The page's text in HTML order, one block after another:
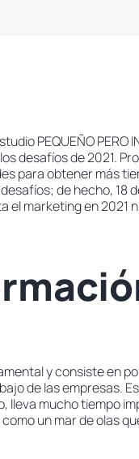
PEQUEÑO
desafíos de 2021.
para obtener más
de hecho,
el marketing en 2021
y consiste en
de las empresas.
lleva mucho tiempo
un mar de olas